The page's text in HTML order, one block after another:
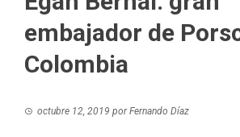
embajador de
Colombia
octubre 12, 2019 porFernando Díaz